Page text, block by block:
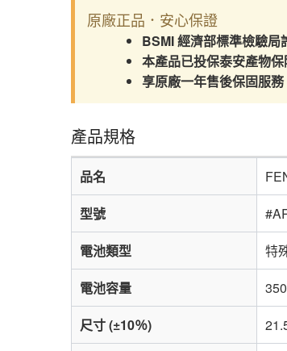
原廠正品．安心保證
BSMI 經濟部標準檢驗局
本產品已投保泰安產物
享原廠一年售後保固服務
產品規格
品名
型號
電池類型
特
電池容量
尺寸 (±10％)